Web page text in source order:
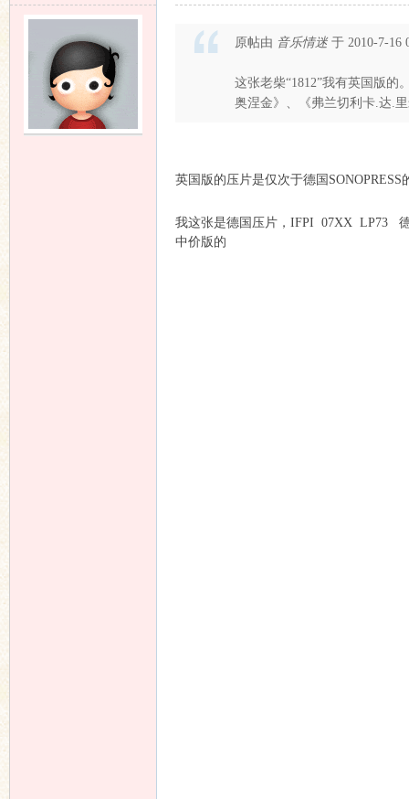
原帖由 音乐情迷于 2010-7-16
这张老柴“1812”我有英国版的
奥涅金》、《弗兰切利卡.达.
英国版的压片是仅次于德国
我这张是德国压片，IFPI 07XX LP73 德
中价版的